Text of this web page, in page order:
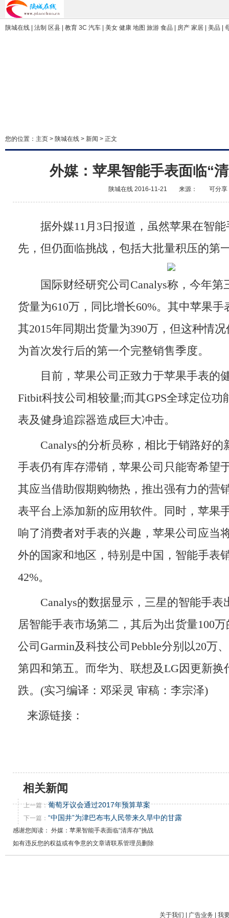
陕城在线 | 法制 区县 | 教育 3C 汽车 | 美女 健康 地图 旅游 食品 | 房产 家居 | 美品 |
您的位置： 主页 > 陕城在线 > 新闻 > 正文
外媒：苹果智能手表面临“
陕城在线 2016-11-21 来源： 可分享
据外媒11月3日报道，虽然苹果在智能
先，但仍面临挑战，包括大批量积压的第
国际财经研究公司Canalys称，今年第
货量为610万，同比增长60%。其中苹果手
其2015年同期出货量为390万，但这种情
为首次发行后的第一个完整销售季度。
目前，苹果公司正致力于苹果手表的
Fitbit科技公司相较量;而其GPS全球定位功
表及健身追踪器造成巨大冲击。
Canalys的分析员称，相比于销路好的
手表仍有库存滞销，苹果公司只能寄希望
其应当借助假期购物热，推出强有力的营
表平台上添加新的应用软件。同时，苹果
响了消费者对手表的兴趣，苹果公司应当
外的国家和地区，特别是中国，智能手表
42%。
Canalys的数据显示，三星的智能手表
居智能手表市场第二，其后为出货量100
公司Garmin及科技公司Pebble分别以20万
第四和第五。而华为、联想及LG因更新换
跌。(实习编译：邓采灵 审稿：李宗泽)
来源链接：
相关新闻
上一篇：葡萄牙议会通过2017年预算草案
下一篇： “中国井”为津巴布韦人民带来久旱中的甘露
感谢您阅读： 外媒：苹果智能手表面临“清库存”挑战
如有违反您的权益或有争意的文章请联系管理员删除
关于我们 广告业务 我